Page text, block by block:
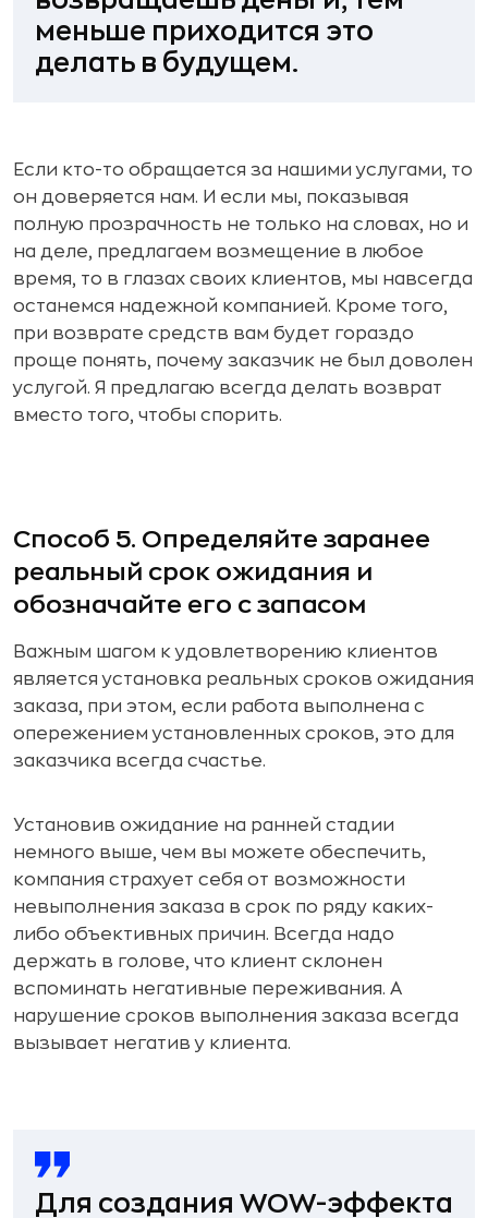
меньше приходится это
делать в будущем.
Если кто-то обращается за нашими услугами, то
он доверяется нам. И если мы, показывая
полную прозрачность не только на словах, но и
на деле, предлагаем возмещение в любое
время, то в глазах своих клиентов, мы навсегда
останемся надежной компанией. Кроме того,
при возврате средств вам будет гораздо
проще понять, почему заказчик не был доволен
услугой. Я предлагаю всегда делать возврат
вместо того, чтобы спорить.
Способ 5. Определяйте заранее
реальный срок ожидания и
обозначайте его с запасом
Важным шагом к удовлетворению клиентов
является установка реальных сроков ожидания
заказа, при этом, если работа выполнена с
опережением установленных сроков, это для
заказчика всегда счастье.
Установив ожидание на ранней стадии
немного выше, чем вы можете обеспечить,
компания страхует себя от возможности
невыполнения заказа в срок по ряду каких-
либо объективных причин. Всегда надо
держать в голове, что клиент склонен
вспоминать негативные переживания. А
нарушение сроков выполнения заказа всегда
вызывает негатив у клиента.
Для создания WOW-эффекта